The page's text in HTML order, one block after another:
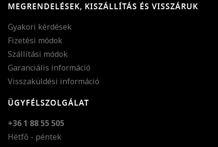
MEGRENDELÉSEK, KISZÁLLÍTÁS ÉS VISSZÁRUK
Gyakori kérdések
Fizetési módok
Szállítási módok
Garanciális információ
Visszaküldési információ
ÜGYFÉLSZOLGÁLAT
+36 1 88 55 505
Hétfő - péntek